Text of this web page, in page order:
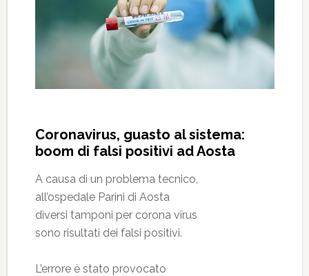
Coronavirus, guasto al sistema:
boom di falsi positivi ad Aosta
A causa di un problema tecnico,
all’ospedale Parini di Aosta
diversi tamponi per corona virus
sono risultati dei falsi positivi.
L’errore è stato provocato